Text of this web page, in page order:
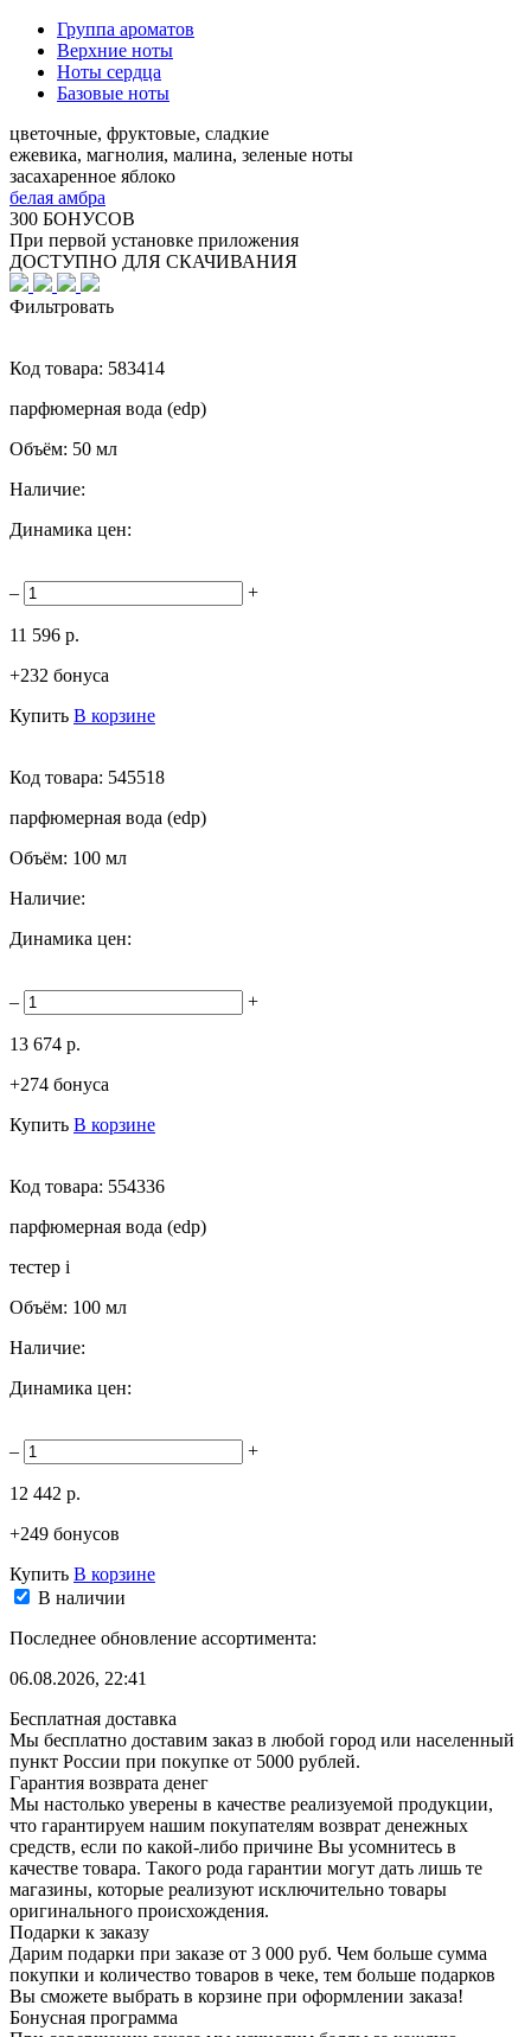
Группа ароматов
Верхние ноты
Ноты сердца
Базовые ноты
цветочные, фруктовые, сладкие
ежевика, магнолия, малина, зеленые ноты
засахаренное яблоко
белая амбра
300 БОНУСОВ
При первой установке приложения
ДОСТУПНО ДЛЯ СКАЧИВАНИЯ
Фильтровать
Код товара: 583414
парфюмерная вода (edp)
Объём: 50 мл
Наличие:
Динамика цен:
– +
11 596 р.
+232 бонуса
Купить В корзине
Код товара: 545518
парфюмерная вода (edp)
Объём: 100 мл
Наличие:
Динамика цен:
– +
13 674 р.
+274 бонуса
Купить В корзине
Код товара: 554336
парфюмерная вода (edp)
тестер i
Объём: 100 мл
Наличие:
Динамика цен:
– +
12 442 р.
+249 бонусов
Купить В корзине
В наличии
Последнее обновление ассортимента:
06.08.2026, 22:41
Бесплатная доставка
Мы бесплатно доставим заказ в любой город или населенный
пункт России при покупке от 5000 рублей.
Гарантия возврата денег
Мы настолько уверены в качестве реализуемой продукции,
что гарантируем нашим покупателям возврат денежных
средств, если по какой-либо причине Вы усомнитесь в
качестве товара. Такого рода гарантии могут дать лишь те
магазины, которые реализуют исключительно товары
оригинального происхождения.
Подарки к заказу
Дарим подарки при заказе от 3 000 руб. Чем больше сумма
покупки и количество товаров в чеке, тем больше подарков
Вы сможете выбрать в корзине при оформлении заказа!
Бонусная программа